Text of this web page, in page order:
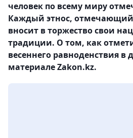
человек по всему миру
Каждый этнос, отмечающий
вносит в торжество свои
традиции. О том, как
весеннего равноденствия в
материале Zakon.kz.